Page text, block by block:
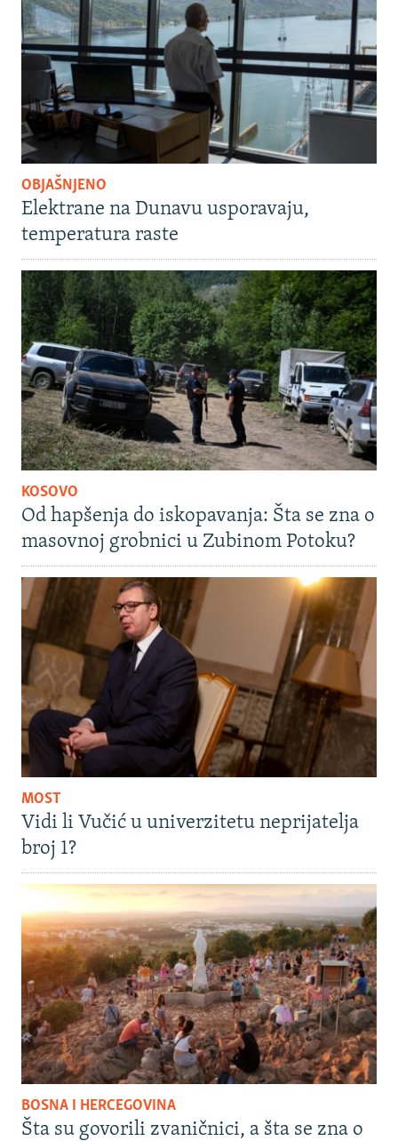
OBJAŠNJENO
Elektrane na Dunavu usporavaju,
temperatura raste
KOSOVO
Od hapšenja do iskopavanja: Šta se zna o
masovnoj grobnici u Zubinom Potoku?
MOST
Vidi li Vučić u univerzitetu neprijatelja
broj 1?
BOSNA I HERCEGOVINA
Šta su govorili zvaničnici, a šta se zna o